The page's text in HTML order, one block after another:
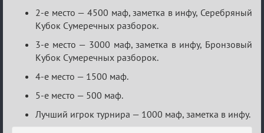
2-е место — 4500 маф, заметка в инфу, Серебряный
Кубок Сумеречных разборок.
3-е место — 3000 маф, заметка в инфу, Бронзовый
Кубок Сумеречных разборок.
4-е место — 1500 маф.
5-е место — 500 маф.
Лучший игрок турнира — 1000 маф, заметка в инфу.